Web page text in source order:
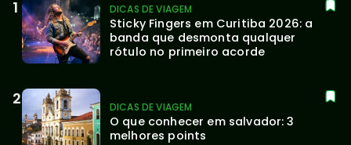
DICAS DE VIAGEM
Sticky Fingers em Curitiba 2026: a
banda que desmonta qualquer
rótulo no primeiro acorde
DICAS DE VIAGEM
O que conhecer em salvador: 3
melhores points